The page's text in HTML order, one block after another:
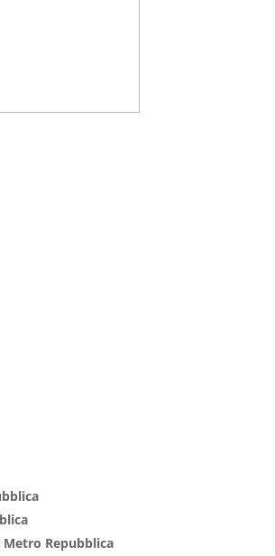
Metro Repubblica